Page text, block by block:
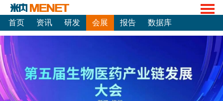
首页 资讯 研发 会展 报告 数据库